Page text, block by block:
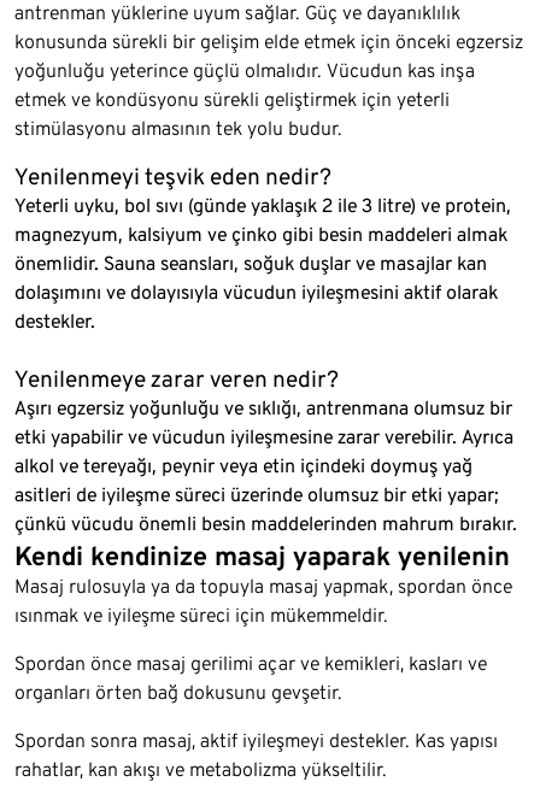
antrenman yüklerine uyum sağlar. Güç ve dayanıklılık
konusunda sürekli bir gelişim elde etmek için önceki egzersiz
yoğunluğu yeterince güçlü olmalıdır. Vücudun kas inşa
etmek ve kondüsyonu sürekli geliştirmek için yeterli
stimülasyonu almasının tek yolu budur.
Yenilenmeyi teşvik eden nedir?
Yeterli uyku, bol sıvı (günde yaklaşık 2 ile 3 litre) ve protein,
magnezyum, kalsiyum ve çinko gibi besin maddeleri almak
önemlidir. Sauna seansları, soğuk duşlar ve masajlar kan
dolaşımını ve dolayısıyla vücudun iyileşmesini aktif olarak
destekler.
Yenilenmeye zarar veren nedir?
Aşırı egzersiz yoğunluğu ve sıklığı, antrenmana olumsuz bir
etki yapabilir ve vücudun iyileşmesine zarar verebilir. Ayrıca
alkol ve tereyağı, peynir veya etin içindeki doymuş yağ
asitleri de iyileşme süreci üzerinde olumsuz bir etki yapar;
çünkü vücudu önemli besin maddelerinden mahrum bırakır.
Kendi kendinize masaj yaparak yenilenin
Masaj rulosuyla ya da topuyla masaj yapmak, spordan önce
ısınmak ve iyileşme süreci için mükemmeldir.
Spordan önce masaj gerilimi açar ve kemikleri, kasları ve
organları örten bağ dokusunu gevşetir.
Spordan sonra masaj, aktif iyileşmeyi destekler. Kas yapısı
rahatlar, kan akışı ve metabolizma yükseltilir.